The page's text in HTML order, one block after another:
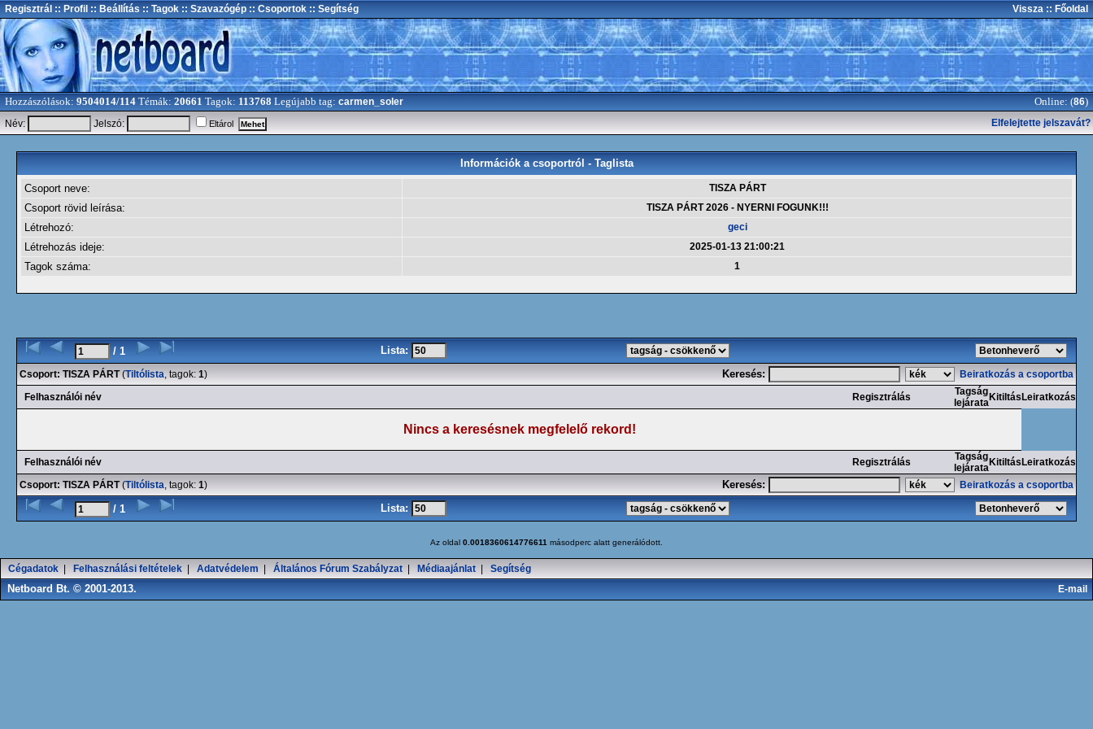
Regisztrál :: Profil :: Beállítás :: Tagok :: Szavazógép :: Csoportok :: Segítség Vissza :: Főoldal
Hozzászólások: 9504014/114 Témák: 20661 Tagok: 113768 Legújabb tag: carmen_soler Online: (86)
Név: Jelszó: Eltárol Elfelejtette jelszavát?
Információk a csoportról - Taglista
Csoport neve: TISZA PÁRT
Csoport rövid leírása: TISZA PÁRT 2026 - NYERNI FOGUNK!!!
Létrehozó: geci
Létrehozás ideje: 2025-01-13 21:00:21
Tagok száma: 1
/ 1 Lista:
Csoport: TISZA PÁRT(Tiltólista, tagok: 1) Keresés:
Beiratkozás a csoportba
Felhasználói név
Regisztrálás
Tagság
lejárataKitiltás Leiratkozás
Nincs a keresésnek megfelelő rekord!
Felhasználói név Regisztrálás
Tagság
lejárataKitiltás Leiratkozás
Csoport: TISZA PÁRT(Tiltólista, tagok: 1) Keresés: Beiratkozás a csoportba
/ 1 Lista:
Az oldal 0.0018360614776611 másodperc alatt generálódott.
Cégadatok Felhasználási feltételek Adatvédelem Általános Fórum Szabályzat Médiaajánlat Segítség
Netboard Bt. © 2001-2013. E-mail